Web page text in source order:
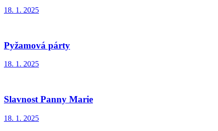
18. 1. 2025
Pyžamová párty
18. 1. 2025
Slavnost Panny Marie
18. 1. 2025